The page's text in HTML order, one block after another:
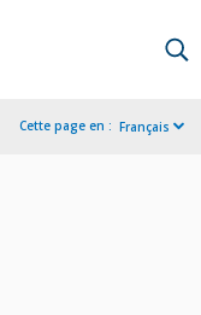
Cette page en : Français